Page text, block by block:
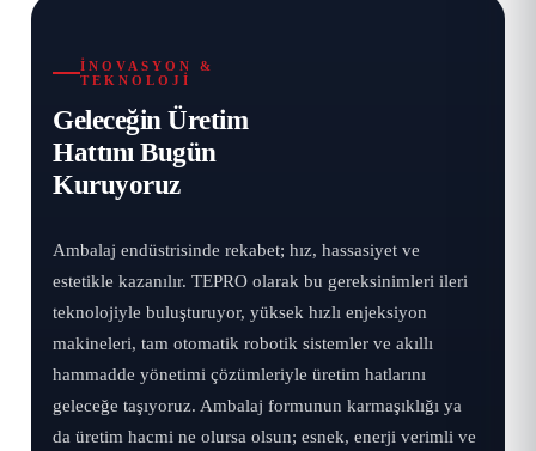
İNOVASYON &
TEKNOLOJI
Geleceğin Üretim
Hattını Bugün
Kuruyoruz
Ambalaj endüstrisinde rekabet; hız, hassasiyet ve
estetikle kazanılır. TEPRO olarak bu gereksinimleri ileri
teknolojiyle buluşturuyor, yüksek hızlı enjeksiyon
makineleri, tam otomatik robotik sistemler ve akıllı
hammadde yönetimi çözümleriyle üretim hatlarını
geleceğe taşıyoruz. Ambalaj formunun karmaşıklığı ya
da üretim hacmi ne olursa olsun; esnek, enerji verimli ve